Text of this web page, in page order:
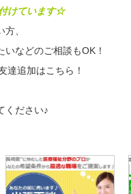
けています☆
、
などのご相談もOK！
達追加はこちら！
ください♪